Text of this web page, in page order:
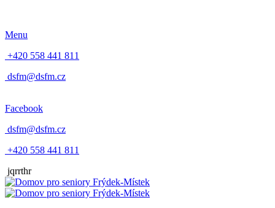
Menu
+420 558 441 811
dsfm@dsfm.cz
Facebook
dsfm@dsfm.cz
+420 558 441 811
jqrrthr